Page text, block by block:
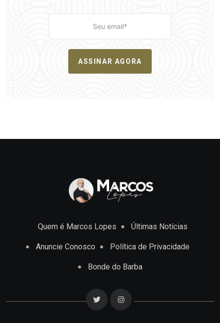
ASSINAR AGORA
Quem é Marcos Lopes Últimas Notícias
Anuncie Conosco Política de Privacidade
Bonde do Barba